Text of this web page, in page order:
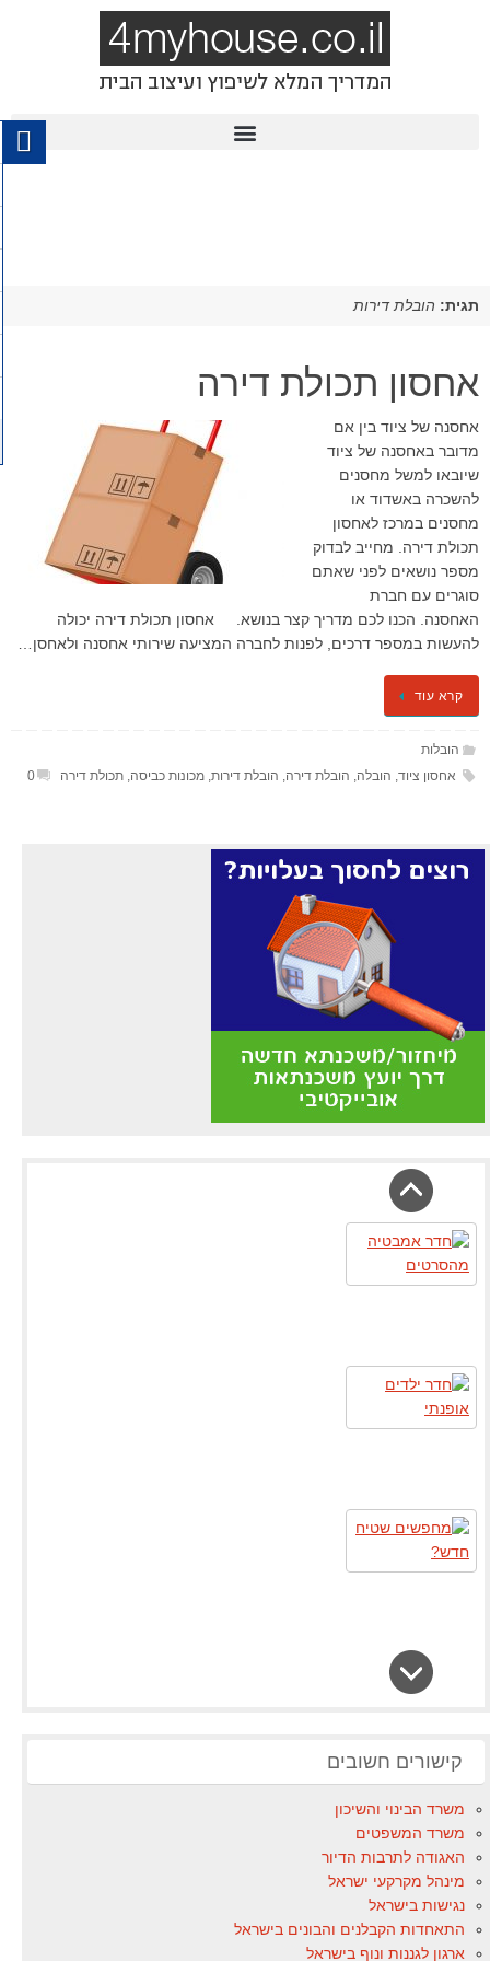
תגית: הובלת דירות
אחסון תכולת דירה
אחסנה של ציוד בין אם
מדובר באחסנה של ציוד
שיובאו למשל מחסנים
להשכרה באשדוד או
מחסנים במרכז לאחסון
תכולת דירה. מחייב לבדוק
מספר נושאים לפני שאתם
סוגרים עם חברת
האחסנה. הכנו לכם מדריך קצר בנושא. אחסון תכולת דירה יכולה
להעשות במספר דרכים, לפנות לחברה המציעה שירותי אחסנה ולאחסן…
קרא עוד
הובלות
אחסון ציוד, הובלה הובלת דירה הובלת דירות, מכונות כביסה תכולת דירה 0
קישורים חשובים
משרד הבינוי והשיכון
משרד המשפטים
האגודה לתרבות הדיור
מינהל מקרקעי ישראל
נגישות בישראל
התאחדות הקבלנים והבונים בישראל
ארגון לגננות ונוף בישראל